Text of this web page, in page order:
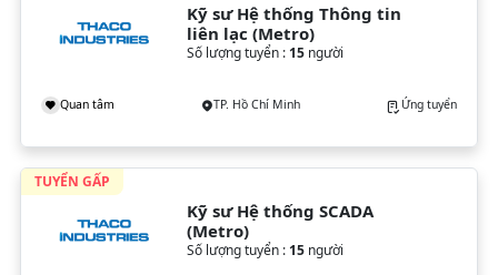
Kỹ sư Hệ thống Thông tin
liên lạc (Metro)
Số lượng tuyển : 15người
Quan tâm TP. Hồ Chí Minh Ứng tuyển
Kỹ sư Hệ thống SCADA
(Metro)
Số lượng tuyển : 15người
TUYỂN GẤP